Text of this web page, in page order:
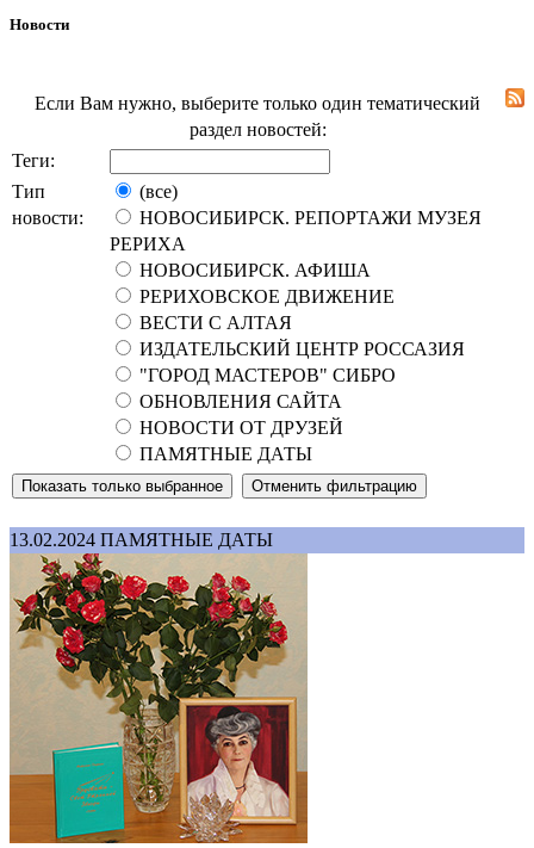
Новости
Если Вам нужно, выберите только один тематический
раздел новостей:
Теги:
Тип
новости:
(все)
НОВОСИБИРСК. РЕПОРТАЖИ МУЗЕЯ
РЕРИХА
НОВОСИБИРСК. АФИША
РЕРИХОВСКОЕ ДВИЖЕНИЕ
ВЕСТИ С АЛТАЯ
ИЗДАТЕЛЬСКИЙ ЦЕНТР РОССАЗИЯ
"ГОРОД МАСТЕРОВ" СИБРО
ОБНОВЛЕНИЯ САЙТА
НОВОСТИ ОТ ДРУЗЕЙ
ПАМЯТНЫЕ ДАТЫ
13.02.2024 ПАМЯТНЫЕ ДАТЫ